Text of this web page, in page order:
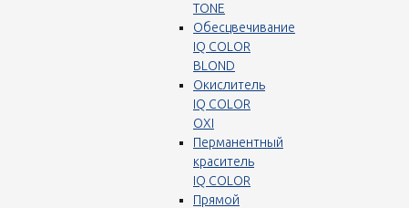
TONE
Обесцвечивание
IQ COLOR
BLOND
Окислитель
IQ COLOR
OXI
Перманентный
краситель
IQ COLOR
Прямой